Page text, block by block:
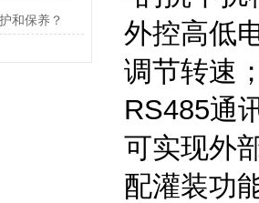
和保养？
外控高低
调节转速
RS485通
可实现外
配灌装功